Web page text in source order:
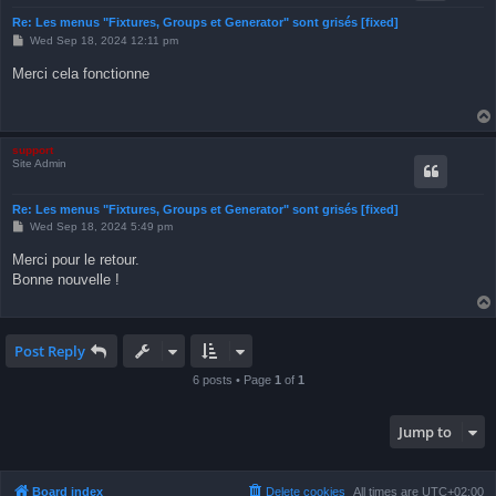
Re: Les menus "Fixtures, Groups et Generator" sont grisés [fixed]
P
t
Wed Sep 18, 2024 12:11 pm
Merci cela fonctionne
support
Site Admin
Re: Les menus "Fixtures, Groups et Generator" sont grisés [fixed]
P
t
Wed Sep 18, 2024 5:49 pm
Merci pour le retour.
Bonne nouvelle !
Post Reply
6 posts • Page 1 of 1
Jump to
Board index All times are UTC+02:00
Delete cookies